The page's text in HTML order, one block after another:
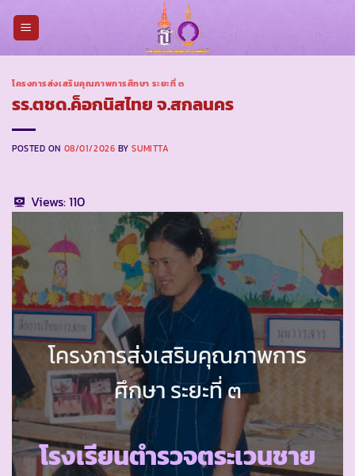
โครงการส่งเสริมคุณภาพการศึกษา ระยะที่ ๓
รร.ตชด.ค็อกนิสไทย จ.สกลนคร
POSTED ON 08/01/2026 BYSUMITTA
Views:110
โครงการส่งเสริมคุณภาพการ
ศึกษา ระยะที่ ๓
โรงเรียนตำรวจตระเวนชาย